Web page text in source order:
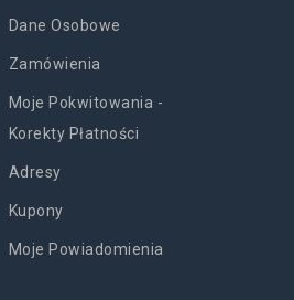
Dane Osobowe
Zamówienia
Moje Pokwitowania -
Korekty Płatności
Adresy
Kupony
Moje Powiadomienia